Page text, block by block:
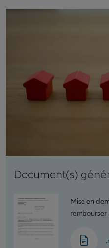
Document(s)
Mise en
rembourser